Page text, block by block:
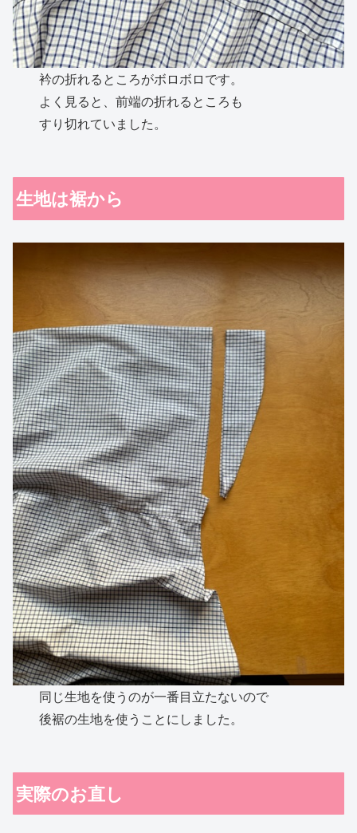
衿の折れるところがボロボロです。
よく見ると、前端の折れるところも
すり切れていました。
生地は裾から
同じ生地を使うのが一番目立たないので
後裾の生地を使うことにしました。
実際のお直し